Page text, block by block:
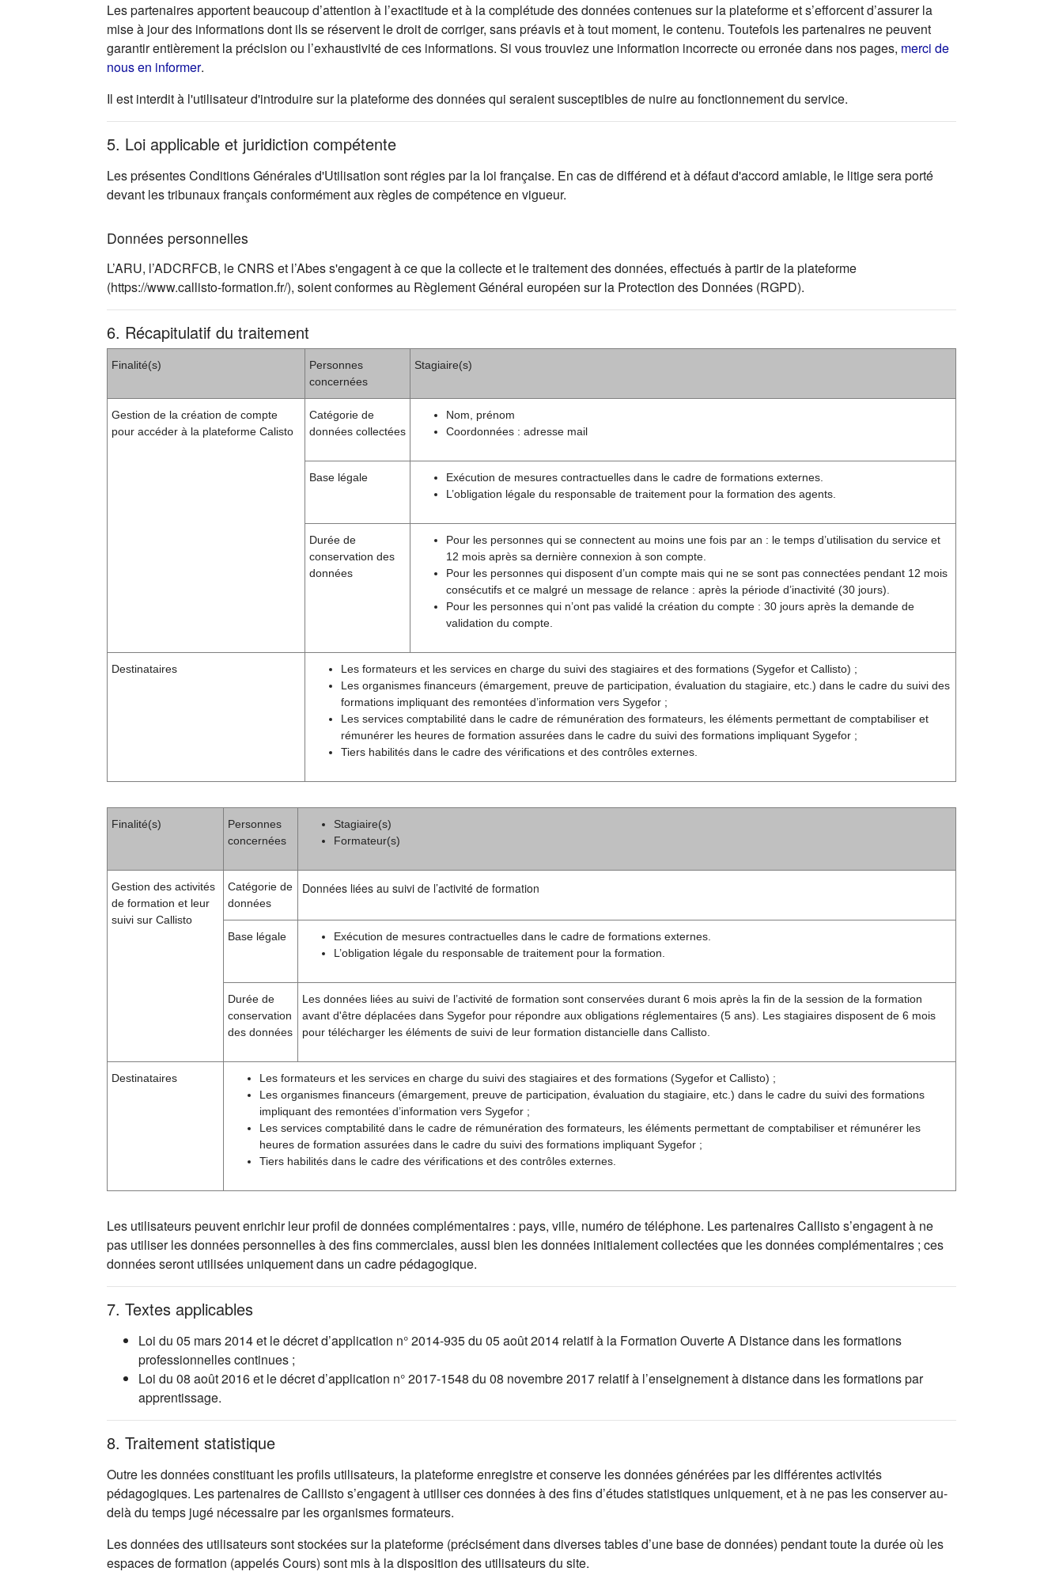
Les partenaires apportent beaucoup d’attention à l’exactitude et à la complétude des données contenues sur la plateforme et s’efforcent d’assurer la
mise à jour des informations dont ils se réservent le droit de corriger, sans préavis et à tout moment, le contenu. Toutefois les partenaires ne peuvent
garantir entièrement la précision ou l’exhaustivité de ces informations. Si vous trouviez une information incorrecte ou erronée dans nos pages, merci de
nous en informer(s'ouvre dans un nouvel onglet)
.
Il est interdit à l'utilisateur d'introduire sur la plateforme des données qui seraient susceptibles de nuire au fonctionnement du service.
5. Loi applicable et juridiction compétente
Les présentes Conditions Générales d'Utilisation sont régies par la loi française. En cas de différend et à défaut d'accord amiable, le litige sera porté
devant les tribunaux français conformément aux règles de compétence en vigueur.
Données personnelles
L’ARU, l’ADCRFCB, le CNRS et l’Abes s'engagent à ce que la collecte et le traitement des données, effectués à partir de la plateforme
(https://www.callisto-formation.fr/), soient conformes au Règlement Général européen sur la Protection des Données (RGPD).
6. Récapitulatif du traitement
Finalité(s)
Personnes
concernées
Stagiaire(s)
Gestion de la création de compte
pour accéder à la plateforme Calisto
Catégorie de
données collectées
Nom, prénom
Coordonnées : adresse mail
Base légale
Exécution de mesures contractuelles dans le cadre de formations externes.
L’obligation légale du responsable de traitement pour la formation des agents.
Durée de
conservation des
données
Pour les personnes qui se connectent au moins une fois par an : le temps d’utilisation du service et
12 mois après sa dernière connexion à son compte.
Pour les personnes qui disposent d’un compte mais qui ne se sont pas connectées pendant 12 mois
consécutifs et ce malgré un message de relance : après la période d’inactivité (30 jours).
Pour les personnes qui n’ont pas validé la création du compte : 30 jours après la demande de
validation du compte.
Destinataires
Les formateurs et les services en charge du suivi des stagiaires et des formations (Sygefor et Callisto) ;
Les organismes financeurs (émargement, preuve de participation, évaluation du stagiaire, etc.) dans le cadre du suivi des
formations impliquant des remontées d’information vers Sygefor ;
Les services comptabilité dans le cadre de rémunération des formateurs, les éléments permettant de comptabiliser et
rémunérer les heures de formation assurées dans le cadre du suivi des formations impliquant Sygefor ;
Tiers habilités dans le cadre des vérifications et des contrôles externes.
Finalité(s)
Personnes
concernées
Stagiaire(s)
Formateur(s)
Gestion des activités
de formation et leur
suivi sur Callisto
Catégorie de
données
Données liées au suivi de l’activité de formation
Base légale
Exécution de mesures contractuelles dans le cadre de formations externes.
L’obligation légale du responsable de traitement pour la formation.
Durée de
conservation
des données
Les données liées au suivi de l’activité de formation sont conservées durant 6 mois après la fin de la session de la formation
avant d'être déplacées dans Sygefor pour répondre aux obligations réglementaires (5 ans). Les stagiaires disposent de 6 mois
pour télécharger les éléments de suivi de leur formation distancielle dans Callisto.
Destinataires
Les formateurs et les services en charge du suivi des stagiaires et des formations (Sygefor et Callisto) ;
Les organismes financeurs (émargement, preuve de participation, évaluation du stagiaire, etc.) dans le cadre du suivi des formations
impliquant des remontées d’information vers Sygefor ;
Les services comptabilité dans le cadre de rémunération des formateurs, les éléments permettant de comptabiliser et rémunérer les
heures de formation assurées dans le cadre du suivi des formations impliquant Sygefor ;
Tiers habilités dans le cadre des vérifications et des contrôles externes.
Les utilisateurs peuvent enrichir leur profil de données complémentaires : pays, ville, numéro de téléphone. Les partenaires Callisto s’engagent à ne
pas utiliser les données personnelles à des fins commerciales, aussi bien les données initialement collectées que les données complémentaires ; ces
données seront utilisées uniquement dans un cadre pédagogique.
7. Textes applicables
Loi du 05 mars 2014 et le décret d’application n° 2014-935 du 05 août 2014 relatif à la Formation Ouverte A Distance dans les formations
professionnelles continues ;
Loi du 08 août 2016 et le décret d’application n° 2017-1548 du 08 novembre 2017 relatif à l’enseignement à distance dans les formations par
apprentissage.
8. Traitement statistique
Outre les données constituant les profils utilisateurs, la plateforme enregistre et conserve les données générées par les différentes activités
pédagogiques. Les partenaires de Callisto s’engagent à utiliser ces données à des fins d’études statistiques uniquement, et à ne pas les conserver au-
delà du temps jugé nécessaire par les organismes formateurs.
Les données des utilisateurs sont stockées sur la plateforme (précisément dans diverses tables d’une base de données) pendant toute la durée où les
espaces de formation (appelés Cours) sont mis à la disposition des utilisateurs du site.